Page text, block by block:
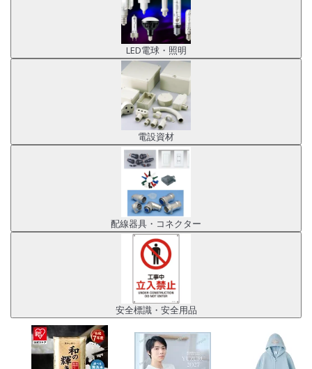
LED電球・照明
電設資材
配線器具・コネクター
安全標識・安全用品